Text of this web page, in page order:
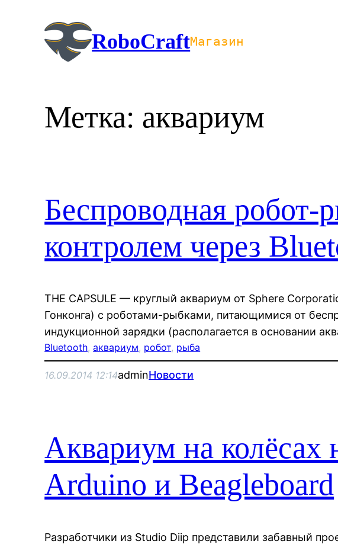
содержимому
RoboCraftМагазин
Метка: аквариум
Беспроводная робот-
контролем через
THE CAPSULE — круглый аквариум от Sphere
Гонконга) с роботами-рыбками, питающимися от
индукционной зарядки (располагается в основании
Bluetooth, аквариум, робот, рыба
16.09.2014 12:14adminНовости
Аквариум на колёсах
Arduino и Beagleboard
Разработчики из Studio Diip представили забавный